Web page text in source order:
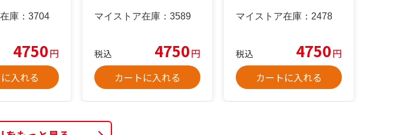
庫： 3704
4750円
入れる
マイストア在庫： 3589
税込 4750円
カートに入れる
マイストア在庫： 2478
税込 4750円
カートに入れる